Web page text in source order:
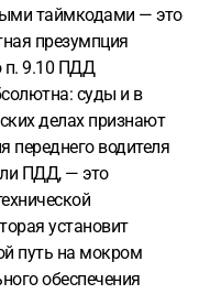
таймкодами — это
презумпция
п. 9.10 ПДД
суды и в
делах признают
переднего водителя
ПДД, — это
установит
путь на мокром
обеспечения